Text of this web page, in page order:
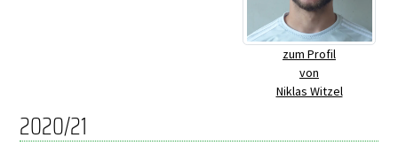
zum Profil
von
Niklas Witzel
2020/21